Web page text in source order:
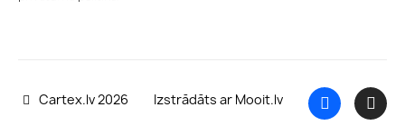
Cartex.lv 2026 Izstrādāts ar Mooit.lv